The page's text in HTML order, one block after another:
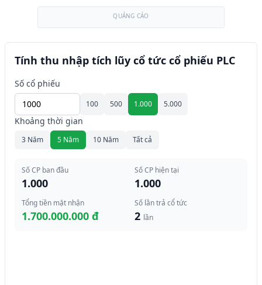
QUẢNG CÁO
Tính thu nhập tích lũy cổ tức cổ phiếu PLC
Số cổ phiếu
100 500 1.000 5.000
Khoảng thời gian
3 Năm 5 Năm 10 Năm Tất cả
Số CP ban đầu
1.000
Số CP hiện tại
1.000
Tổng tiền mặt nhận
1.700.000.000 đ
Số lần trả cổ tức
2 lần